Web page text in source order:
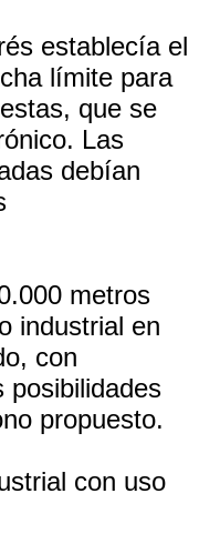
establecía el
límite para
que se
Las
debían
metros
industrial en
con
posibilidades
propuesto.
con uso